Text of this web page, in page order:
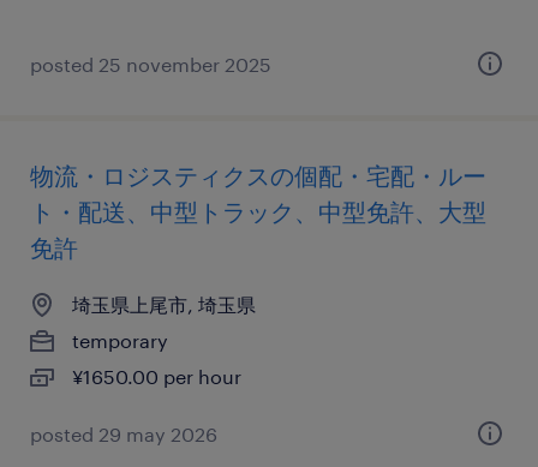
posted 25 november 2025
物流・ロジスティクスの個配・宅配・ルー
ト・配送、中型トラック、中型免許、大型
免許
埼玉県上尾市, 埼玉県
temporary
¥1650.00 per hour
posted 29 may 2026